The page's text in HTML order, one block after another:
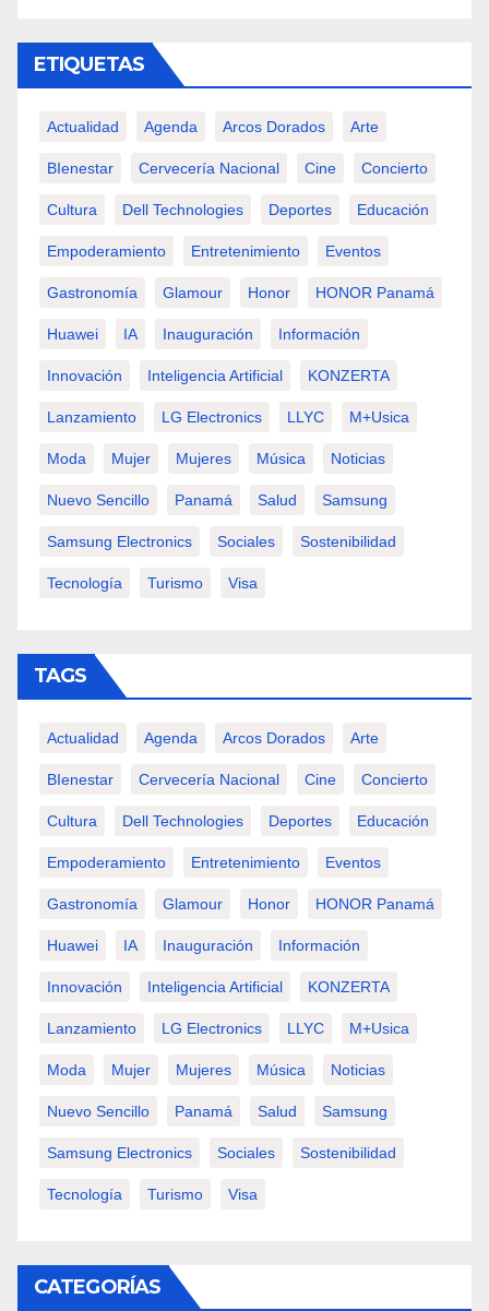
ETIQUETAS
Actualidad Agenda Arcos Dorados Arte
BIenestar Cervecería Nacional Cine Concierto
Cultura Dell Technologies Deportes Educación
Empoderamiento Entretenimiento Eventos
Gastronomía Glamour Honor HONOR Panamá
Huawei IA Inauguración Información
Innovación Inteligencia Artificial KONZERTA
Lanzamiento LG Electronics LLYC M+usica
Moda Mujer Mujeres Música Noticias
Nuevo Sencillo Panamá Salud Samsung
Samsung Electronics Sociales Sostenibilidad
Tecnología Turismo Visa
TAGS
Actualidad Agenda Arcos Dorados Arte
BIenestar Cervecería Nacional Cine Concierto
Cultura Dell Technologies Deportes Educación
Empoderamiento Entretenimiento Eventos
Gastronomía Glamour Honor HONOR Panamá
Huawei IA Inauguración Información
Innovación Inteligencia Artificial KONZERTA
Lanzamiento LG Electronics LLYC M+usica
Moda Mujer Mujeres Música Noticias
Nuevo Sencillo Panamá Salud Samsung
Samsung Electronics Sociales Sostenibilidad
Tecnología Turismo Visa
CATEGORÍAS